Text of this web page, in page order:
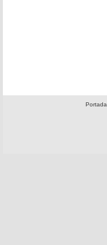
Portada